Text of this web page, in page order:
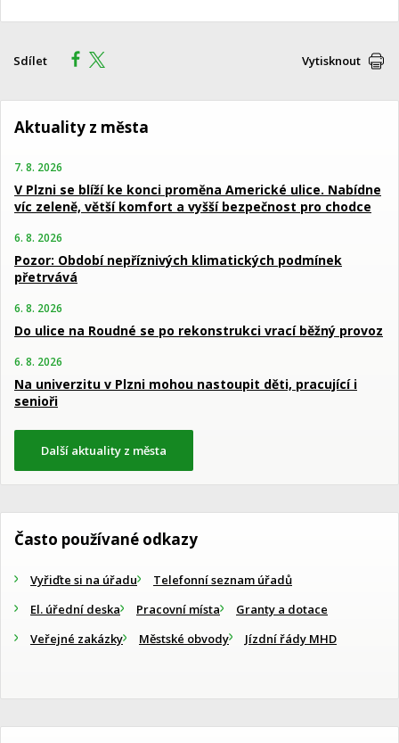
Sdílet Vytisknout
Aktuality z města
7. 8. 2026
V Plzni se blíží ke konci proměna Americké ulice. Nabídne
víc zeleně, větší komfort a vyšší bezpečnost pro chodce
6. 8. 2026
Pozor: Období nepříznivých klimatických podmínek
přetrvává
6. 8. 2026
Do ulice na Roudné se po rekonstrukci vrací běžný provoz
6. 8. 2026
Na univerzitu v Plzni mohou nastoupit děti, pracující i
senioři
Další aktuality z města
Často používané odkazy
Vyřiďte si na úřadu
Telefonní seznam úřadů
El. úřední deska
Pracovní místa
Granty a dotace
Veřejné zakázky
Městské obvody Jízdní řády MHD